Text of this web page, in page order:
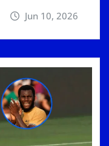
Jun 10, 2026